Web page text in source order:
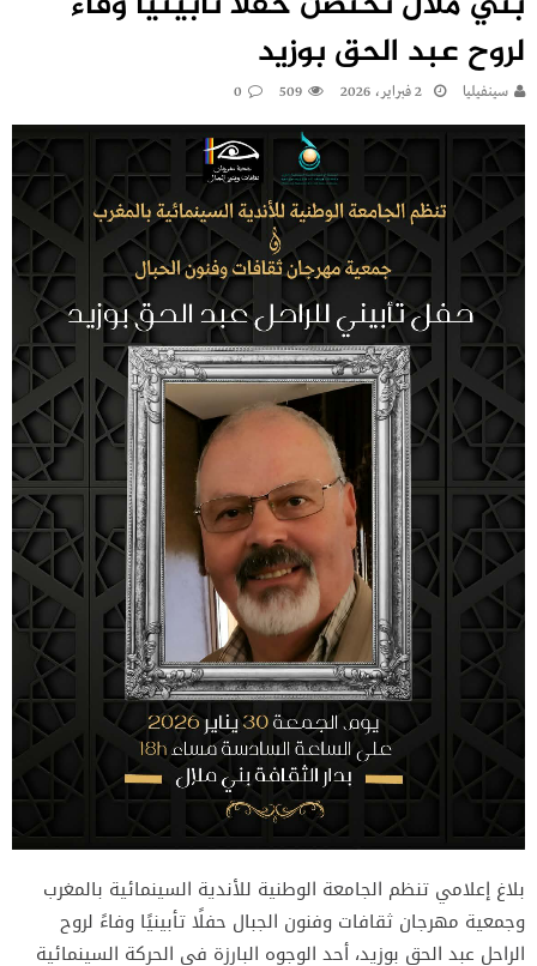
لروح عبد الحق بوزيد
سينفيليا 2 فبراير، 2026 509
0
بلاغ إعلامي تنظم الجامعة الوطنية للأندية السينمائية بالمغرب
وجمعية مهرجان ثقافات وفنون الجبال حفلًا تأبينيًا وفاءً لروح
الراحل عبد الحق بوزيد، أحد الوجوه البارزة في الحركة السينمائية